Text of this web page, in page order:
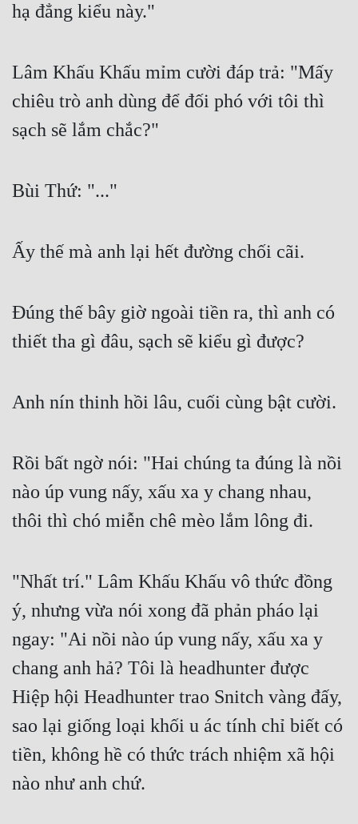
hạ đẳng kiểu này."
Lâm Khấu Khấu mỉm cười đáp trả: "Mấy
chiêu trò anh dùng để đối phó với tôi thì
sạch sẽ lắm chắc?"
Bùi Thứ: "..."
Ấy thế mà anh lại hết đường chối cãi.
Đúng thế bây giờ ngoài tiền ra, thì anh có
thiết tha gì đâu, sạch sẽ kiểu gì được?
Anh nín thinh hồi lâu, cuối cùng bật cười.
Rồi bất ngờ nói: "Hai chúng ta đúng là nồi
nào úp vung nấy, xấu xa y chang nhau,
thôi thì chó miễn chê mèo lắm lông đi.
"Nhất trí." Lâm Khấu Khấu vô thức đồng
ý, nhưng vừa nói xong đã phản pháo lại
ngay: "Ai nồi nào úp vung nấy, xấu xa y
chang anh hả? Tôi là headhunter được
Hiệp hội Headhunter trao Snitch vàng đấy,
sao lại giống loại khối u ác tính chỉ biết có
tiền, không hề có thức trách nhiệm xã hội
nào như anh chứ.